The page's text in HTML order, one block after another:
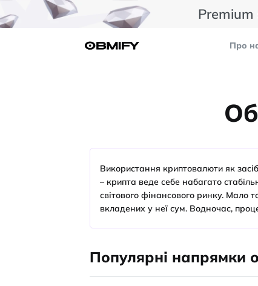
Premium
Про
Використання криптовалюти як
– крипта веде себе набагато
світового фінансового ринку. Мало
вкладених у неї сум. Водночас,
Популярні напрямки